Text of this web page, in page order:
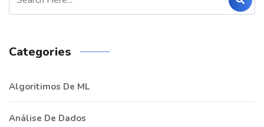
Categories
Algoritimos De ML
Análise De Dados